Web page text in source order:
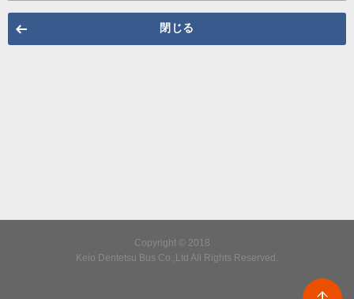
閉じる
Copyright © 2018
Keio Dentetsu Bus Co.,Ltd All Rights Reserved.